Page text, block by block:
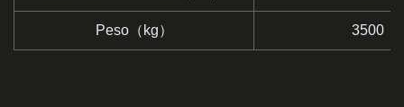
Peso（kg） 3500